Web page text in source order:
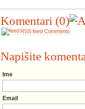
Komentari (0)
RSS feed Comments
Napišite
Ime
Email